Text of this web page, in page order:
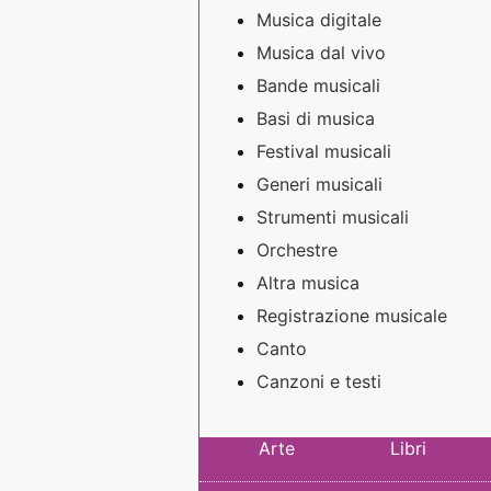
Musica digitale
Musica dal vivo
Bande musicali
Basi di musica
Festival musicali
Generi musicali
Strumenti musicali
Orchestre
Altra musica
Registrazione musicale
Canto
Canzoni e testi
Arte Libri